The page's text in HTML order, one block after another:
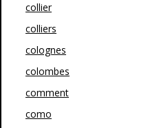
collier
colliers
colognes
colombes
comment
como